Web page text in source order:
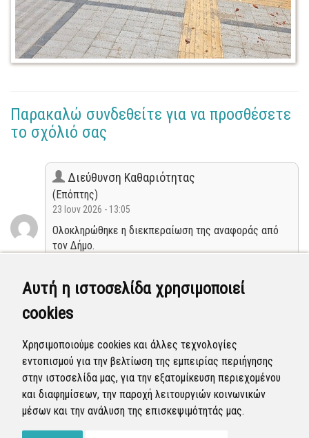
Αυτή η ιστοσελίδα χρησιμοποιεί
cookies
Χρησιμοποιούμε cookies και άλλες τεχνολογίες
εντοπισμού για την βελτίωση της εμπειρίας περιήγησης
στην ιστοσελίδα μας, για την εξατομίκευση περιεχομένου
και διαφημίσεων, την παροχή λειτουργιών κοινωνικών
μέσων και την ανάλυση της επισκεψιμότητάς μας.
Παρακαλώ συνδεθείτε για να προσθέσετε
το σχόλιό σας
Διεύθυνση Καθαριότητας
(Επόπτης)
23 Ιουν 2026 - 13:05
Ολοκληρώθηκε η διεκπεραίωση της αναφοράς από
τον Δήμο.
Διεύθυνση Καθαριότητας
(Επόπτης)
19 Ιουν 2026 - 03:36
Η αναφορά προγραμματίστηκε να επιλυθεί.
Προγραμματισμένη